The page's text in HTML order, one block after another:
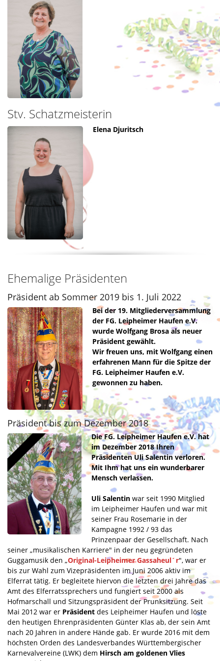
Stv. Schatzmeisterin
Elena Djuritsch
Ehemalige Präsidenten
Präsident ab Sommer 2019 bis 1. Juli 2022
Bei der 19. Mitgliederversammlung
der FG. Leipheimer Haufen e.V.
wurde Wolfgang Brosa als neuer
Präsident gewählt.
Wir freuen uns, mit Wolfgang einen
erfahrenen Mann für die Spitze der
FG. Leipheimer Haufen e.V.
gewonnen zu haben.
Präsident bis zum Dezember 2018
Die FG. Leipheimer Haufen e.V. hat
im Dezember 2018 Ihren
Präsidenten Uli Salentin verloren.
Mit Ihm hat uns ein wunderbarer
Mensch verlassen.
Uli Salentin war seit 1990 Mitglied
im Leipheimer Haufen und war mit
seiner Frau Rosemarie in der
Kampagne 1992 / 93 das
Prinzenpaar der Gesellschaft. Nach
seiner „musikalischen Karriere" in der neu gegründeten
Guggamusik den „Original-Leipheimer Gassaheul´r", war er
bis zur Wahl zum Vizepräsidenten im Juni 2006 aktiv im
Elferrat tätig. Er begleitete hiervon die letzten drei Jahre das
Amt des Elferratssprechers und fungiert seit 2000 als
Hofmarschall und Sitzungspräsident der Prunksitzung. Seit
Mai 2012 war er Präsident des Leipheimer Haufen und löste
den heutigen Ehrenpräsidenten Günter Klas ab, der sein Amt
nach 20 Jahren in andere Hände gab. Er wurde 2016 mit dem
höchsten Orden des Landesverbandes Württembergischer
Karnevalvereine (LWK) dem Hirsch am goldenen Vlies